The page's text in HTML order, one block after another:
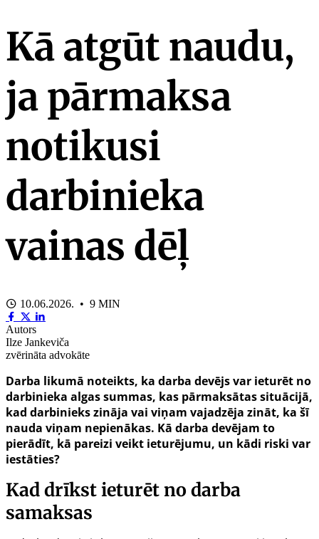
Kā atgūt naudu,
ja pārmaksa
notikusi
darbinieka
vainas dēļ
10.06.2026. • 9 MIN
Autors
Ilze Jankeviča
zvērināta advokāte
Darba likumā noteikts, ka darba devējs var ieturēt no
darbinieka algas summas, kas pārmaksātas situācijā,
kad darbinieks zināja vai viņam vajadzēja zināt, ka šī
nauda viņam nepienākas. Kā darba devējam to
pierādīt, kā pareizi veikt ieturējumu, un kādi riski var
iestāties?
Kad drīkst ieturēt no darba
samaksas